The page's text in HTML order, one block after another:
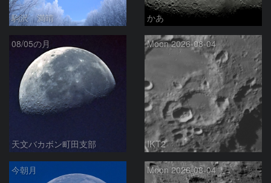
駒沢 満晴 かあ
08/05の月
天文バカボン町田支部
Moon 2026-08-04
IKT2
今朝月 Moon 2026-08-04